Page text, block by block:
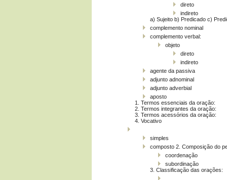
direto
indireto
a) Sujeito b) Predicado c)
complemento nominal
complemento verbal:
objeto
direto
indireto
agente da passiva
adjunto adnominal
adjunto adverbial
aposto
1. Termos essenciais da oração:
2. Termos integrantes da oração:
3. Termos acessórios da oração:
4. Vocativo
simples
composto 2. Composição do
coordenação
subordinação
3. Classificação das orações: